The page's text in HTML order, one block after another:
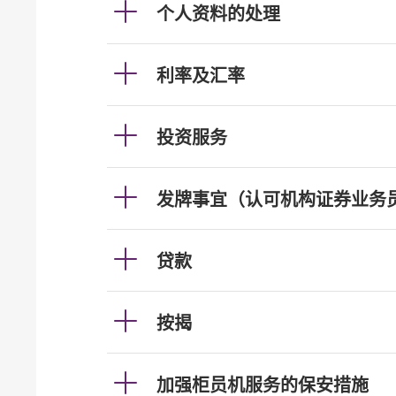
个人资料的处理
利率及汇率
投资服务
发牌事宜（认可机构证券业务
贷款
按揭
加强柜员机服务的保安措施